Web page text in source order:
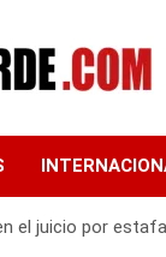
el juicio por